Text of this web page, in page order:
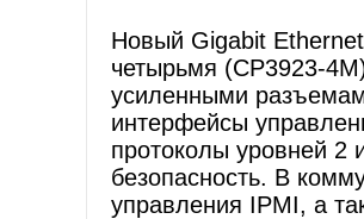
Новый Gigabit
четырьмя (CP3923-
усиленными
интерфейсы
протоколы уровней 2
безопасность. В
управления IPMI, а